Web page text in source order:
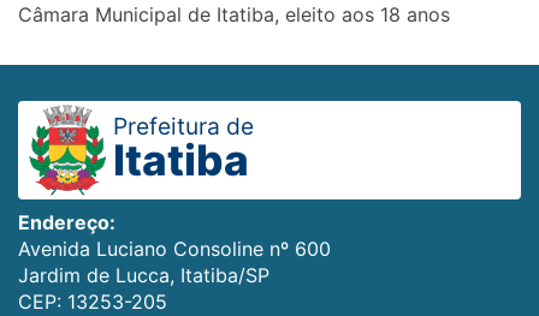
Câmara Municipal de Itatiba, eleito aos 18 anos
Prefeitura de
Itatiba
Endereço:
Avenida Luciano Consoline nº 600
Jardim de Lucca, Itatiba/SP
CEP: 13253-205